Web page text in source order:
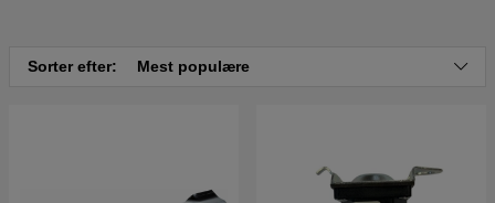
Sorter efter: Mest populære